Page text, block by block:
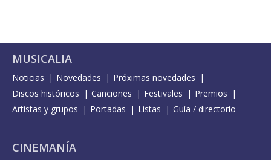
MUSICALIA
Noticias Novedades
Próximas novedades
Discos históricos
Canciones Festivales
Premios
Artistas y grupos
Portadas Listas Guía / directorio
CINEMANÍA